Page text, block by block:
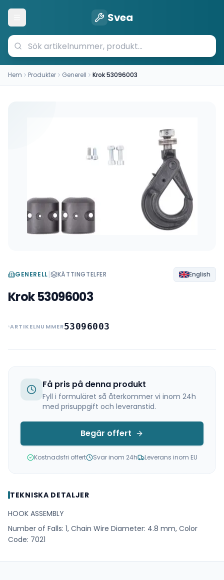
Öppna meny Svea
Hem Produkter Generell Krok 53096003
GENERELL| KÄTTINGTELFER English
Krok 53096003
ARTIKELNUMMER53096003
Få pris på denna produkt
Fyll i formuläret så återkommer vi inom 24h
med prisuppgift och leveranstid.
Begär offert
Kostnadsfri offert Svar inom 24h Leverans inom EU
TEKNISKA DETALJER
HOOK ASSEMBLY
Number of Falls: 1, Chain Wire Diameter: 4.8 mm, Color
Code: 7021